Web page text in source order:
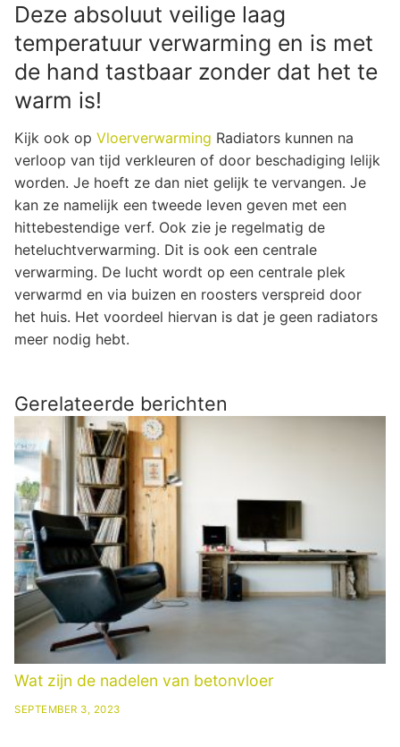
Deze absoluut veilige laag
temperatuur verwarming en is met
de hand tastbaar zonder dat het te
warm is!
Kijk ook op Vloerverwarming Radiators kunnen na
verloop van tijd verkleuren of door beschadiging lelijk
worden. Je hoeft ze dan niet gelijk te vervangen. Je
kan ze namelijk een tweede leven geven met een
hittebestendige verf. Ook zie je regelmatig de
heteluchtverwarming. Dit is ook een centrale
verwarming. De lucht wordt op een centrale plek
verwarmd en via buizen en roosters verspreid door
het huis. Het voordeel hiervan is dat je geen radiators
meer nodig hebt.
Gerelateerde berichten
Wat zijn de nadelen van betonvloer
SEPTEMBER 3, 2023